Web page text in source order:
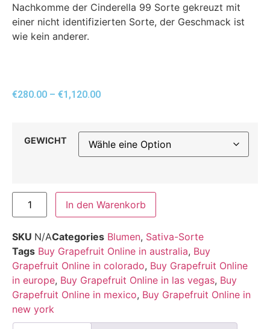
Nachkomme der Cinderella 99 Sorte gekreuzt mit
einer nicht identifizierten Sorte, der Geschmack ist
wie kein anderer.
€280.00 – €1,120.00
GEWICHT
In den Warenkorb
SKU N/ACategories Blumen, Sativa-Sorte
Tags Buy Grapefruit Online in australia, Buy
Grapefruit Online in colorado, Buy Grapefruit Online
in europe, Buy Grapefruit Online in las vegas, Buy
Grapefruit Online in mexico, Buy Grapefruit Online in
new york